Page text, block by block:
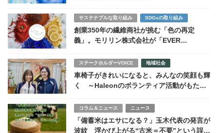
サステナブルな取り組み SDGsの取り組み
創業350年の繊維商社が挑む「色の再定
義」。モリリン株式会社が「EVER
済ステークホルダーVOICE 地域社会
車椅子がきれいになると、みんなの笑顔も輝
く ～Haleonのボランティア活動がもたら
コラム＆ニュース ニュース
「備蓄米はエサになる？」玉木代表の発言が
波紋 浮かび上がる“古米＝不要”という誤解